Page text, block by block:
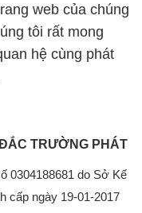
web của chúng
tôi rất mong
hệ cùng phát
TRƯỜNG PHÁT
0304188681 do Sở Kế
cấp ngày 19-01-2017